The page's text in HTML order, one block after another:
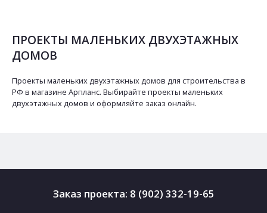
ПРОЕКТЫ МАЛЕНЬКИХ ДВУХЭТАЖНЫХ
ДОМОВ
Проекты маленьких двухэтажных домов для строительства в
РФ в магазине Арпланс. Выбирайте проекты маленьких
двухэтажных домов и оформляйте заказ онлайн.
Заказ проекта: 8 (902) 332-19-65